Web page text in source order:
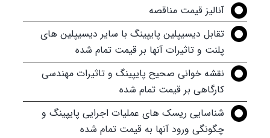
آنالیز قیمت مناقصه
تقابل دیسیپلین پایپینگ با سایر دیسیپلین های
پلنت و تاثیرات آنها بر قیمت تمام شده
نقشه خوانی صحیح پایپینگ و تاثیرات مهندسی
کارگاهی بر قیمت تمام شده
شناسایی ریسک های عملیات اجرایی پایپینگ و
چگونگی ورود آنها به قیمت تمام شده